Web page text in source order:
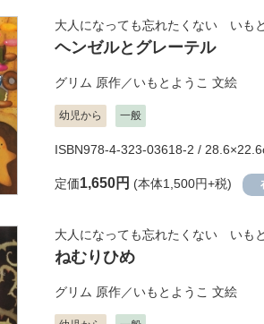
大人になっても忘れたくない いも
ヘンゼルとグレーテル
グリム 原作／いもとようこ 文絵
幼児から 一般
ISBN978-4-323-03618-2 /
定価1,650円 (本体1,500円+税)
大人になっても忘れたくない いも
ねむりひめ
グリム 原作／いもとようこ 文絵